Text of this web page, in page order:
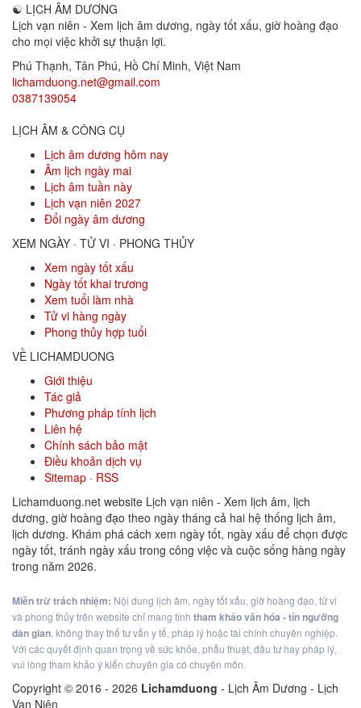
☯ LỊCH ÂM DƯƠNG
Lịch vạn niên - Xem lịch âm dương, ngày tốt xấu, giờ hoàng đạo
cho mọi việc khởi sự thuận lợi.
Phú Thạnh, Tân Phú, Hồ Chí Minh, Việt Nam
lichamduong.net@gmail.com
0387139054
LỊCH ÂM & CÔNG CỤ
Lịch âm dương hôm nay
Âm lịch ngày mai
Lịch âm tuần này
Lịch vạn niên 2027
Đổi ngày âm dương
XEM NGÀY · TỬ VI · PHONG THỦY
Xem ngày tốt xấu
Ngày tốt khai trương
Xem tuổi làm nhà
Tử vi hàng ngày
Phong thủy hợp tuổi
VỀ LICHAMDUONG
Giới thiệu
Tác giả
Phương pháp tính lịch
Liên hệ
Chính sách bảo mật
Điều khoản dịch vụ
Sitemap · RSS
Lichamduong.net website Lịch vạn niên - Xem lịch âm, lịch
dương, giờ hoàng đạo theo ngày tháng cả hai hệ thống lịch âm,
lịch dương. Khám phá cách xem ngày tốt, ngày xấu để chọn được
ngày tốt, tránh ngày xấu trong công việc và cuộc sống hàng ngày
trong năm 2026.
Miễn trừ trách nhiệm: Nội dung lịch âm, ngày tốt xấu, giờ hoàng đạo, tử vi
và phong thủy trên website chỉ mang tính tham khảo văn hóa - tín ngưỡng
dân gian, không thay thế tư vấn y tế, pháp lý hoặc tài chính chuyên nghiệp.
Với các quyết định quan trọng về sức khỏe, phẫu thuật, đầu tư hay pháp lý,
vui lòng tham khảo ý kiến chuyên gia có chuyên môn.
Copyright © 2016 - 2026 Lichamduong - Lịch Âm Dương - Lịch
Vạn Niên